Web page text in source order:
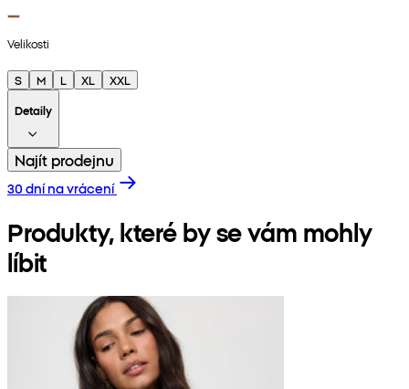
Velikosti
S M L XL
XXL
Detaily
Najít prodejnu
30 dní na vrácení
Produkty, které by se vám mohly
líbit